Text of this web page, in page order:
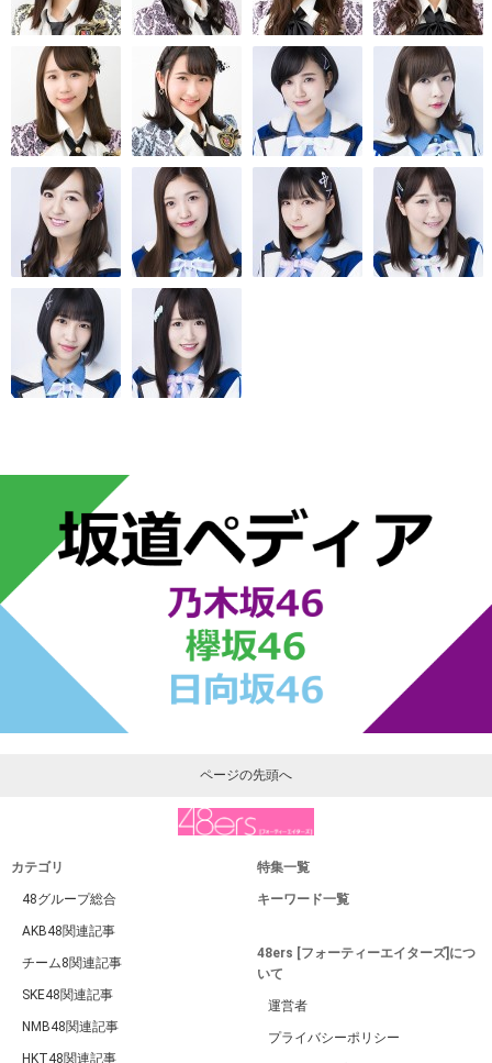
ページの先頭へ
カテゴリ
48グループ総合
AKB48関連記事
チーム8関連記事
SKE48関連記事
NMB48関連記事
HKT48関連記事
特集一覧
キーワード一覧
48ers [フォーティーエイターズ]につ
いて
運営者
プライバシーポリシー